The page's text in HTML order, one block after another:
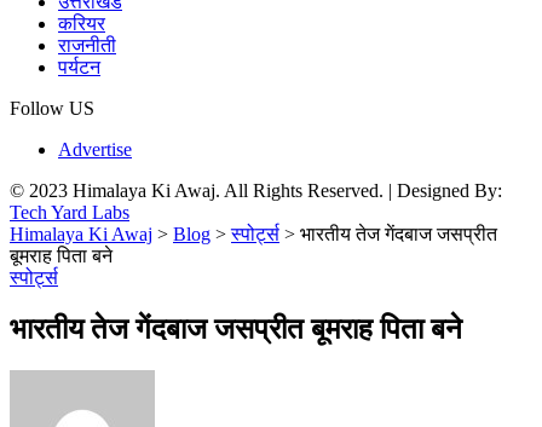
करियर
राजनीती
पर्यटन
Follow US
Advertise
© 2023 Himalaya Ki Awaj. All Rights Reserved. | Designed By:
Tech Yard Labs
Himalaya Ki Awaj > Blog >स्पोर्ट्स > भारतीय तेज गेंदबाज जसप्रीत
बूमराह पिता बने
स्पोर्ट्स
भारतीय तेज गेंदबाज जसप्रीत बूमराह पिता बने